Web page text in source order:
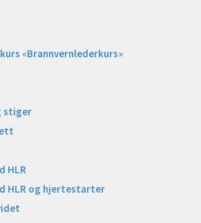
«Brannvernlederkurs»
stiger
HLR
HLR og hjertestarter